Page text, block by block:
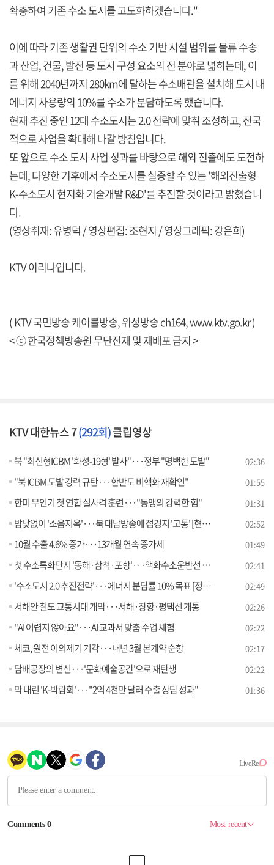
확충하여 기존 수소 도시를 고도화하겠습니다."
이에 따라 기존 생활권 단위의 수소 기반 시설 범위를 물류 수송
과 산업, 건물, 발전 등 도시 구성 요소의 전 분야로 넓히는데, 이
를 위해 2040년까지 280km에 달하는 수소배관을 설치해 도시 내
에너지 사용량의 10%를 수소가 분담하도록 했습니다.
현재 추진 중인 12대 수소도시는 2.0 전략에 맞춰 조성하고, 전국
적으로 사업을 확대해 나갈 방침입니다.
또 앞으로 수소 도시 사업 성과를 바탕으로 해외 진출에도 도전하
는데, 다양한 기후에서 수소도시를 실증할 수 있는 '해외진출형
K-수소도시 현지화 기술개발 R&D'를 추진할 것이라고 밝혔습니
다.
(영상취재: 유병덕 / 영상편집: 조현지 / 영상그래픽: 강은희)
KTV 이리나입니다.
( KTV 국민방송 케이블방송, 위성방송 ch164,www.ktv.go.kr)
< ⓒ 한국정책방송원 무단전재 및 재배포 금지 >
KTV 대한뉴스 7(292회)클립영상
북 "최신형ICBM '화성-19형' 발사"···정부 "명백한 도발" 02:36
"북 ICBM 도발 강력 규탄···한반도 비핵화 재확인" 01:55
한미 무인기 첫 연합 실사격 훈련···"동맹의 강력한 힘" 01:31
밤낮없이 '소음지옥'···북 대남방송에 접경지 '고통' [현장고발] 02:52
10월 수출 4.6% 증가···13개월 연속 증가세 01:49
첫 수소특화단지 '동해·삼척·포항'···액화수소운반선 지원 02:41
'수소도시 2.0 추진전략'···에너지 분담률 10% 목표 [정책현장+] 02:49
서해안 철도 교통시대 개막···서해·장항·평택선 개통 02:26
"AI 어렵지 않아요"···AI 교과서 맞춤 수업 체험 02:22
체코, 원전 이의제기 기각···내년 3월 본계약 순항 02:17
담배공장의 변신···'문화예술공간'으로 재탄생 02:22
막 내린 'K-박람회'···"2억 4천만 달러 수출 상담 성과" 01:36